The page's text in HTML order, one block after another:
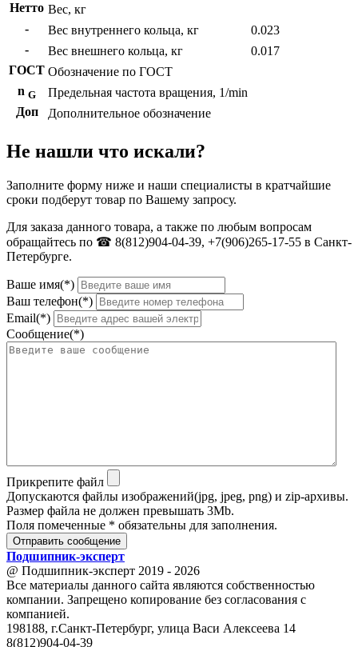
Нетто Вес, кг
-
Вес внутреннего кольца, кг
0.023
-
Вес внешнего кольца, кг
0.017
ГОСТ Обозначение по ГОСТ
n G
Предельная частота вращения, 1/min
Доп
Дополнительное обозначение
Не нашли что искали?
Заполните форму ниже и наши специалисты в кратчайшие
сроки подберут товар по Вашему запросу.
Для заказа данного товара, а также по любым вопросам
обращайтесь по ☎ 8(812)904-04-39, +7(906)265-17-55 в Санкт-
Петербурге.
Ваше имя(*)
Ваш телефон(*)
Email(*)
Сообщение(*)
Прикрепите файл
Допускаются файлы изображений(jpg, jpeg, png) и zip-архивы.
Размер файла не должен превышать 3Mb.
Поля помеченные * обязательны для заполнения.
Отправить сообщение
Подшипник-эксперт
@ Подшипник-эксперт 2019 - 2026
Все материалы данного сайта являются собственностью
компании. Запрещено копирование без согласования с
компанией.
198188, г.Санкт-Петербург, улица Васи Алексеева 14
8(812)904-04-39